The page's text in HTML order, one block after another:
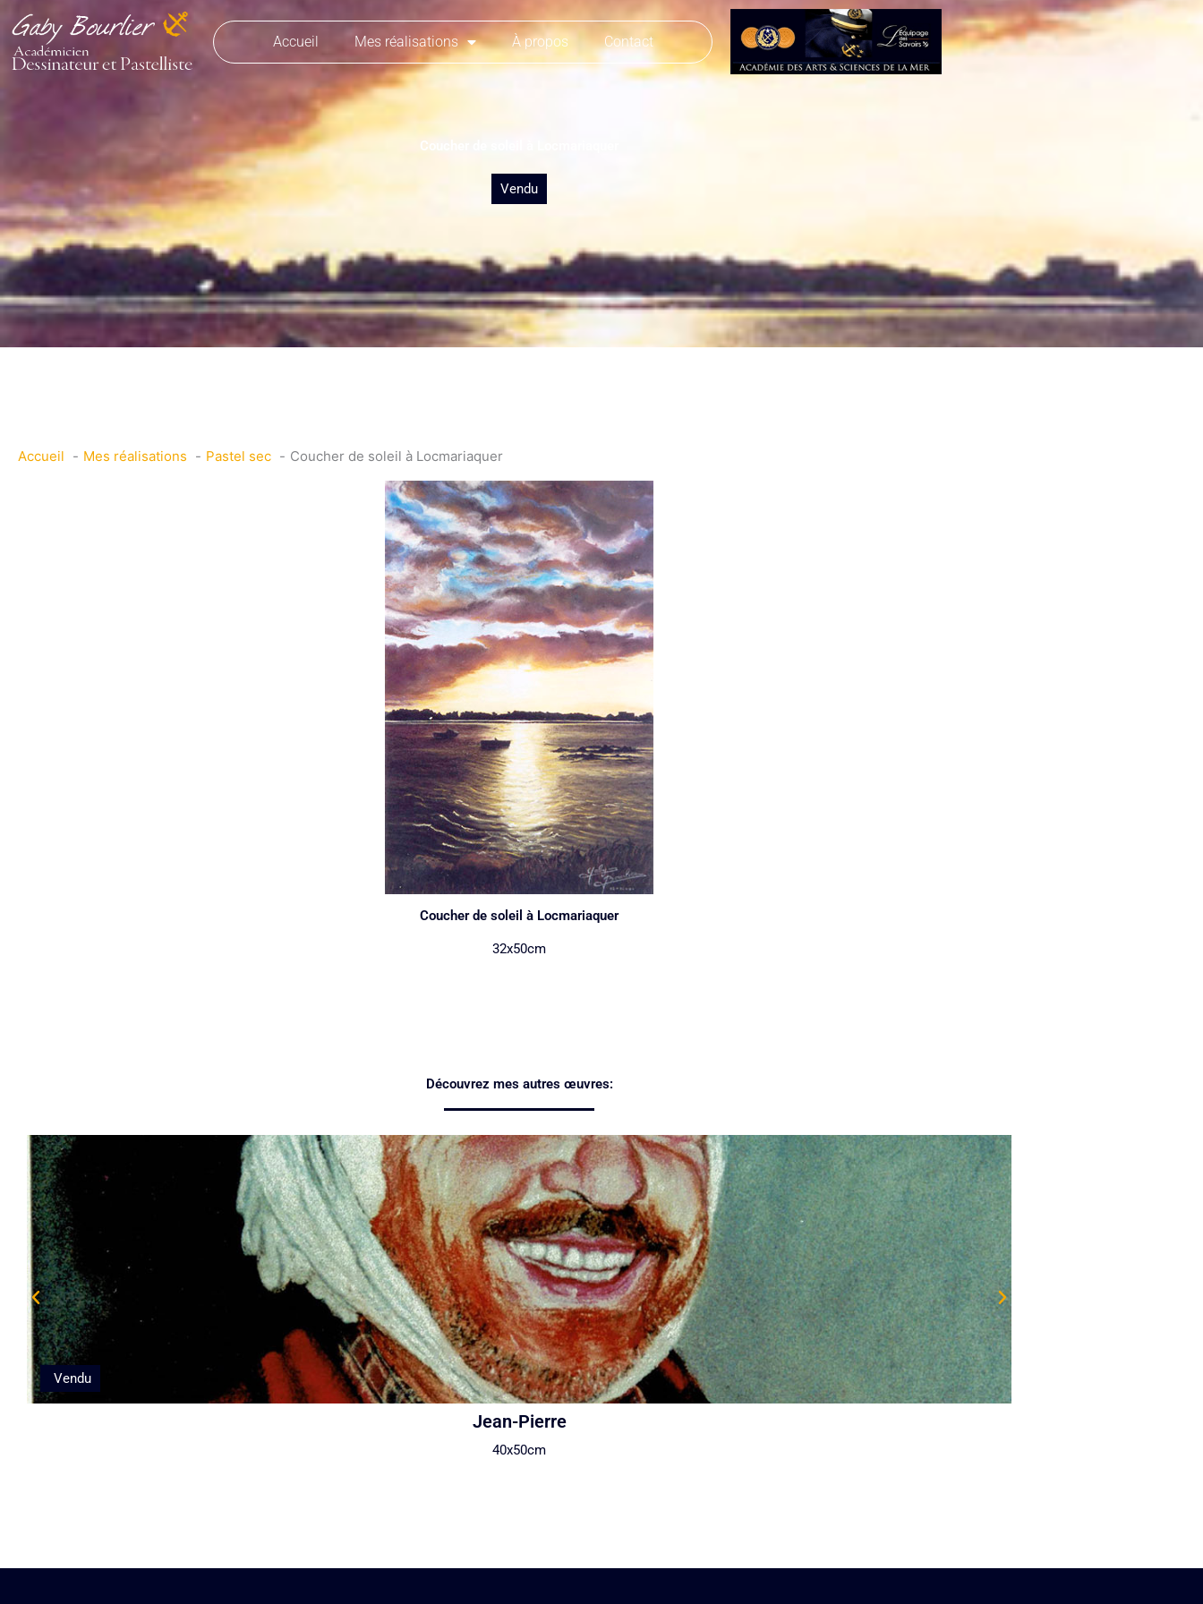
au
contenu
Accueil Mes réalisations À propos Contact
Coucher de soleil à Locmariaquer
Vendu
Accueil Mes réalisations Pastel sec Coucher de soleil à Locmariaquer
Coucher de soleil à Locmariaquer
32x50cm
Découvrez mes autres œuvres:
Vendu
Jean-Pierre
40x50cm